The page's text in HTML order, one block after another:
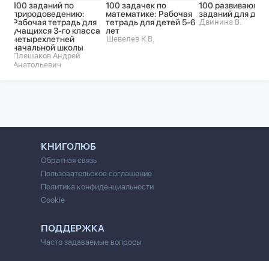
100 заданий по
природоведению:
Рабочая тетрадь для
учащихся 3-го класса
четырехлетней
начальной школы
Плешаков Андрей
Анатольевич
100 задачек по
математике: Рабочая
тетрадь для детей 5-6
лет
Шевелев К.В.
100 развивающих
заданий для
Двинина В.
КНИГОЛЮБ
Обратная связь
Пользовательское соглашение
Политика конфиденциальности
Cookie
ПОДДЕРЖКА
Часто задаваемые вопросы